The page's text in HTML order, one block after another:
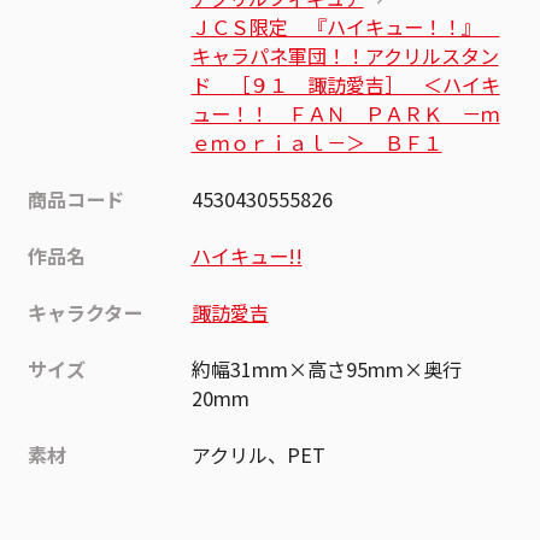
ＪＣＳ限定 『ハイキュー！！』
キャラパネ軍団！！アクリルスタン
ド ［９１ 諏訪愛吉］ ＜ハイキ
ュー！！ ＦＡＮ ＰＡＲＫ －ｍ
ｅｍｏｒｉａｌ－＞ ＢＦ１
商品コード
4530430555826
作品名
ハイキュー!!
キャラクター
諏訪愛吉
サイズ
約幅31mm×高さ95mm×奥行
20mm
素材
アクリル、PET